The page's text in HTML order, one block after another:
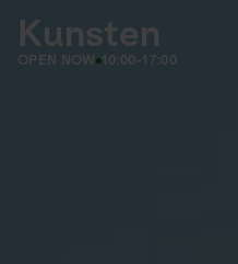
Kunsten
OPEN NOW 10:00-17:00